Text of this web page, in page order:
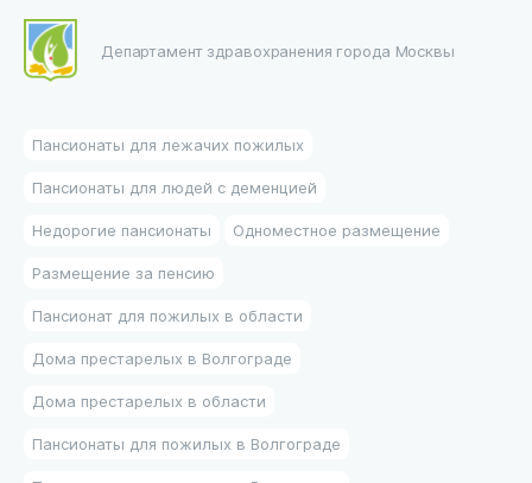
Департамент здравохранения города Москвы
Пансионаты для лежачих пожилых
Пансионаты для людей с деменцией
Недорогие пансионаты Одноместное размещение
Размещение за пенсию
Пансионат для пожилых в области
Дома престарелых в Волгограде
Дома престарелых в области
Пансионаты для пожилых в Волгограде